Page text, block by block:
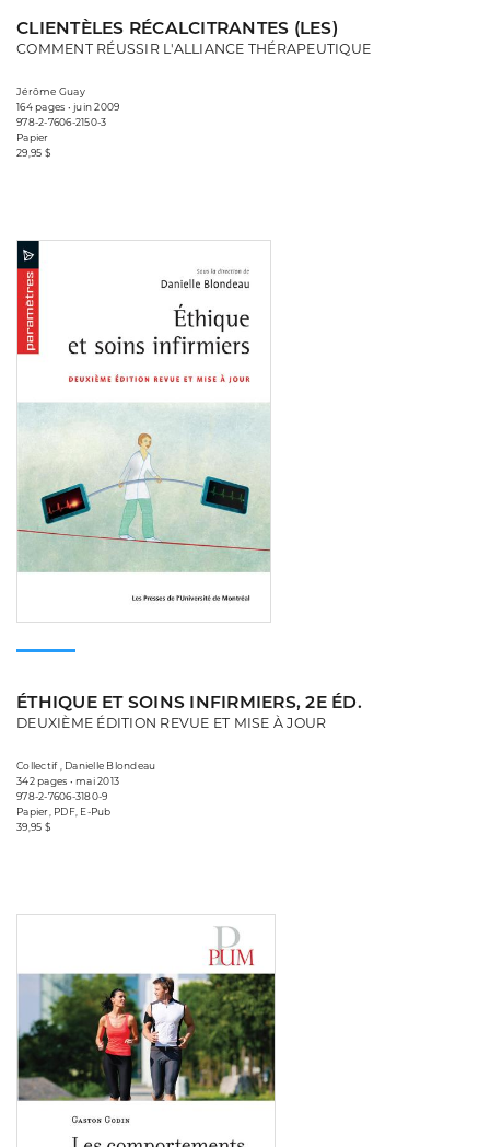
CLIENTÈLES RÉCALCITRANTES (LES)
COMMENT RÉUSSIR L'ALLIANCE THÉRAPEUTIQUE
Jérôme Guay
164 pages • juin 2009
978-2-7606-2150-3
Papier
29,95 $
ÉTHIQUE ET SOINS INFIRMIERS, 2E ÉD.
DEUXIÈME ÉDITION REVUE ET MISE À JOUR
Collectif , Danielle Blondeau
342 pages • mai 2013
978-2-7606-3180-9
Papier, PDF, E-Pub
39,95 $